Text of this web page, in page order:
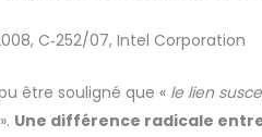
C‑252/07, Intel Corporation
être souligné que « le lien
». Une différence radicale